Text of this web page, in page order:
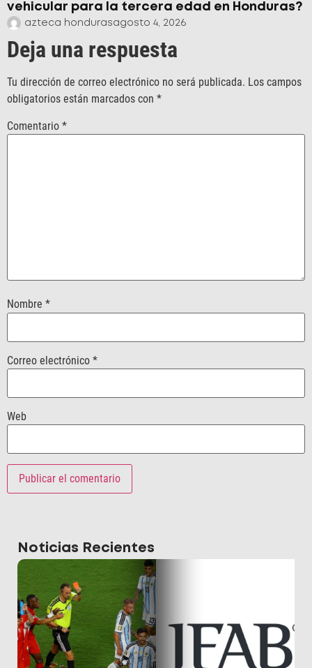
vehicular para la tercera edad en Honduras?
azteca hondurasagosto 4, 2026
Deja una respuesta
Tu dirección de correo electrónico no será publicada. Los campos
obligatorios están marcados con *
Comentario *
Nombre *
Correo electrónico *
Web
Noticias Recientes